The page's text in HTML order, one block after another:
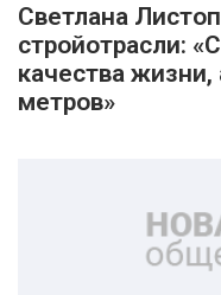
Светлана
стройотрасли:
качества
метров»